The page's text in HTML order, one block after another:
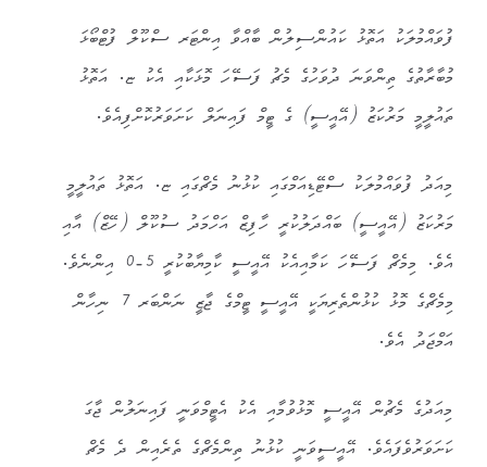
ފުވައްމުލަކު އަތޮޅު ކައުންސިލުން ބާއްވާ އިންޓަރ ސްކޫލް ފުޓްބޯޅަ
މުބާރާތުގެ ތިންވަނަ ދުވަހުގެ މެޗު ފަސޭހަ މޮޅަކާއި އެކު ޏ. އަތޮޅު
ތައުލީމީ މަރުކަޒު (އޭއީސީ) ގެ ޓީމް ފައިނަލް ކަށަވަރުކޮށްފިއެވެ.
މިއަދު ފުވައްމުލަކު ސްޓޭޑިއަމްގައި ކުޅުނު މެޗްގައި ޏ. އަތޮޅު ތައުލީމީ
މަރުކަޒު (އޭއީސީ) ބައްދަލުކުރީ ހާފިޒް އަހްމަދު ސުކޫލް (ހޭޒް) އާއި
އެވެ. މިމެޗް ފަސޭހަ ކަމާއިއެކު އޭއީސީ ކާމިޔާބުކުރީ 5-0 އިންނެވެ.
މިމެޗްގެ މޮޅު ކުޅުންތެރިޔަކީ އޭއީސީ ޓީމްގެ ޖާޒީ ނަންބަރ 7 ނިހާން
އަމްޖަދު އެވެ.
މިއަދުގެ މެޗުން އޭއީސީ މޮޅުވުމާއި އެކު އެޓީމްވަނީ ފައިނަލުން ޖާގަ
ކަށަވަރުވެފައެވެ. އޭއީސީވަނީ ކުޅުނު ތިންމެޗްގެ ތެރެއިން ދެ މެޗް